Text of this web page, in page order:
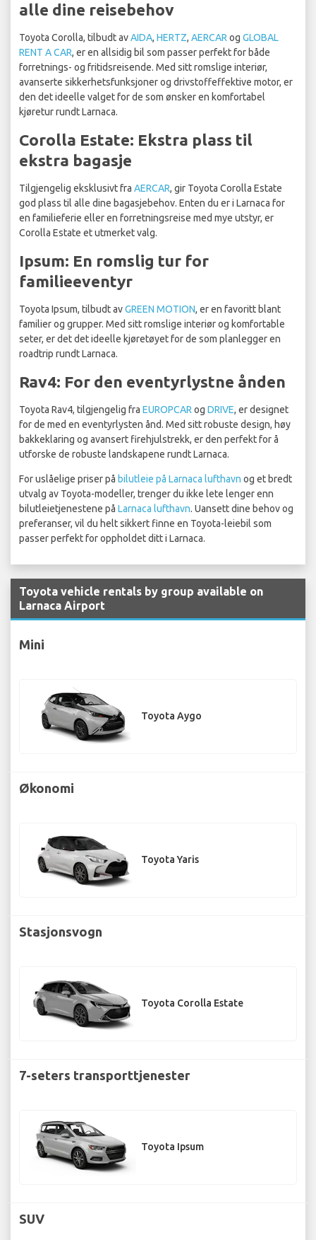
alle dine reisebehov
Toyota Corolla, tilbudt avAIDA, HERTZ, AERCAR og GLOBAL
RENT A CAR, er en allsidig bil som passer perfekt for både
forretnings- og fritidsreisende. Med sitt romslige interiør,
avanserte sikkerhetsfunksjoner og drivstoffeffektive motor, er
den det ideelle valget for de som ønsker en komfortabel
kjøretur rundt Larnaca.
Corolla Estate: Ekstra plass til
ekstra bagasje
Tilgjengelig eksklusivt fra AERCAR, gir Toyota Corolla Estate
god plass til alle dine bagasjebehov. Enten du er i Larnaca for
en familieferie eller en forretningsreise med mye utstyr, er
Corolla Estate et utmerket valg.
Ipsum: En romslig tur for
familieeventyr
Toyota Ipsum, tilbudt avGREEN MOTION, er en favoritt blant
familier og grupper. Med sitt romslige interiør og komfortable
seter, er det det ideelle kjøretøyet for de som planlegger en
roadtrip rundt Larnaca.
Rav4: For den eventyrlystne ånden
Toyota Rav4, tilgjengelig fra EUROPCAR og DRIVE, er designet
for de med en eventyrlysten ånd. Med sitt robuste design, høy
bakkeklaring og avansert firehjulstrekk, er den perfekt for å
utforske de robuste landskapene rundt Larnaca.
For uslåelige priser på bilutleie på Larnaca lufthavn og et bredt
utvalg av Toyota-modeller, trenger du ikke lete lenger enn
bilutleietjenestene på Larnaca lufthavn. Uansett dine behov og
preferanser, vil du helt sikkert finne en Toyota-leiebil som
passer perfekt for oppholdet ditt i Larnaca.
Toyota vehicle rentals by group available on
Larnaca Airport
Mini
Toyota Aygo
Økonomi
Toyota Yaris
Stasjonsvogn
Toyota Corolla Estate
7-seters transporttjenester
Toyota Ipsum
SUV